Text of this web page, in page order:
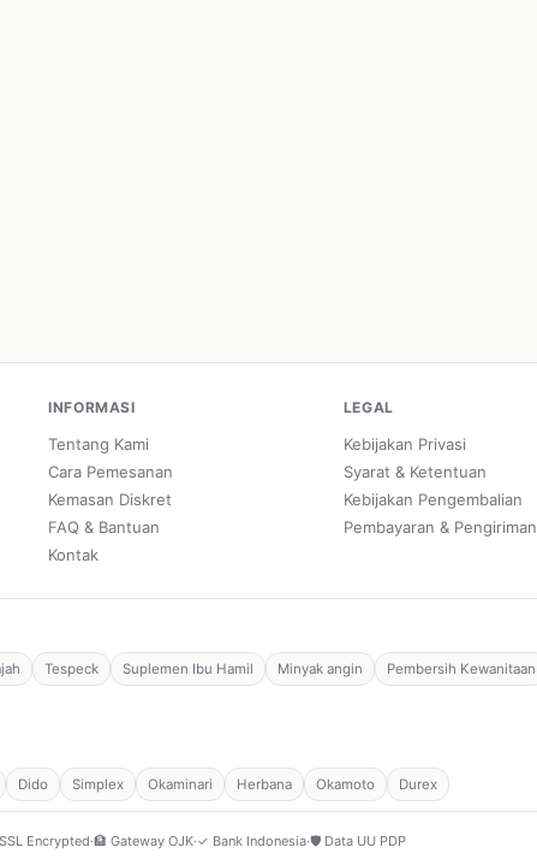
INFORMASI
Tentang Kami
Cara Pemesanan
Kemasan Diskret
FAQ & Bantuan
Kontak
LEGAL
Kebijakan Privasi
Syarat & Ketentuan
Kebijakan Pengembalian
Pembayaran & Pengiriman
Tespeck Suplemen Ibu Hamil Minyak angin Pembersih Kewanitaan
Dido Simplex Okaminari Herbana Okamoto Durex
SSL Encrypted·🏦 Gateway OJK·✓ Bank Indonesia·🛡️ Data UU PDP